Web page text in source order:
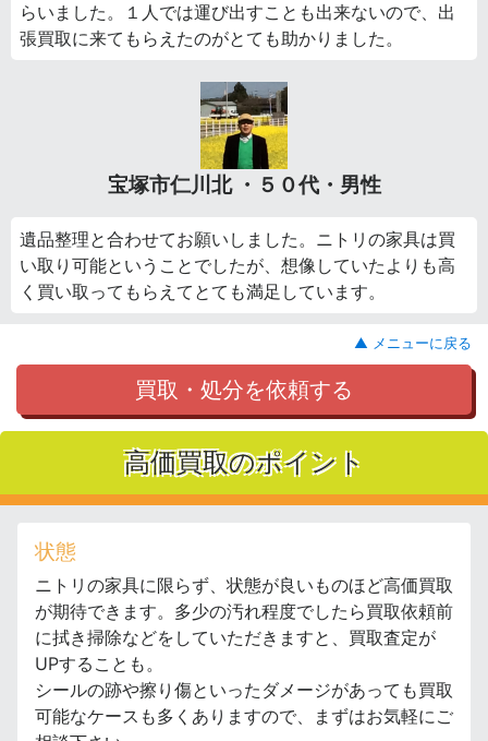
らいました。１人では運び出すことも出来ないので、出
張買取に来てもらえたのがとても助かりました。
宝塚市仁川北 ・５０代・男性
遺品整理と合わせてお願いしました。ニトリの家具は買
い取り可能ということでしたが、想像していたよりも高
く買い取ってもらえてとても満足しています。
▲ メニューに戻る
買取・処分を依頼する
高価買取のポイント
状態
ニトリの家具に限らず、状態が良いものほど高価買取
が期待できます。多少の汚れ程度でしたら買取依頼前
に拭き掃除などをしていただきますと、買取査定が
UPすることも。
シールの跡や擦り傷といったダメージがあっても買取
可能なケースも多くありますので、まずはお気軽にご